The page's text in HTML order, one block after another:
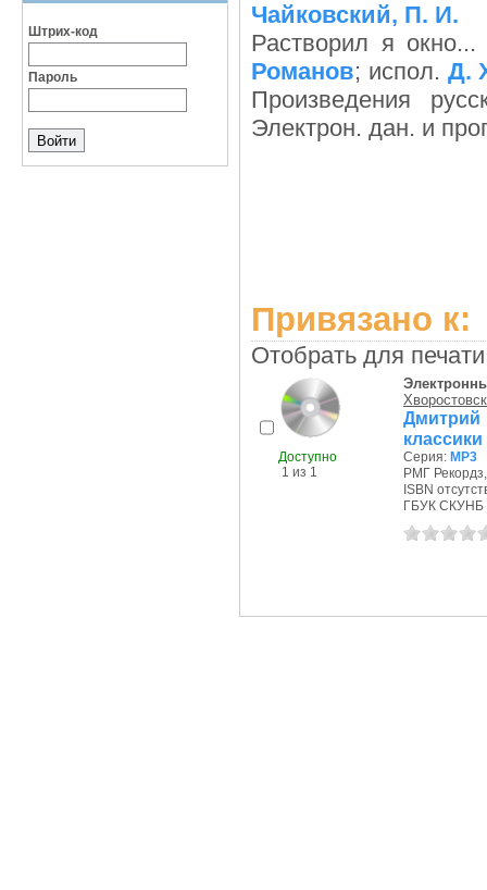
Штрих-код
Пароль
Чайковский, П. И.
Растворил я
Романов; испол. Д.
Произведения
Электрон. дан. и
Привязано к:
Отобрать для
Доступно
1 из 1
Дмитрий
классики
Серия: MP3
РМГ
ISBN
ГБУК